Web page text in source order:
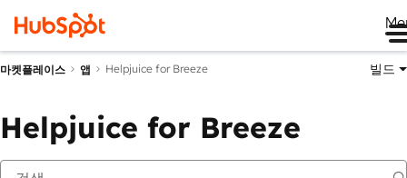
마켓플레이스 앱 Helpjuice for Breeze 빌드
Helpjuice for Breeze